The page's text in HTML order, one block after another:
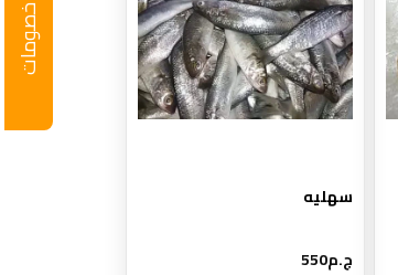
خصومات
سهليه
ج.م550